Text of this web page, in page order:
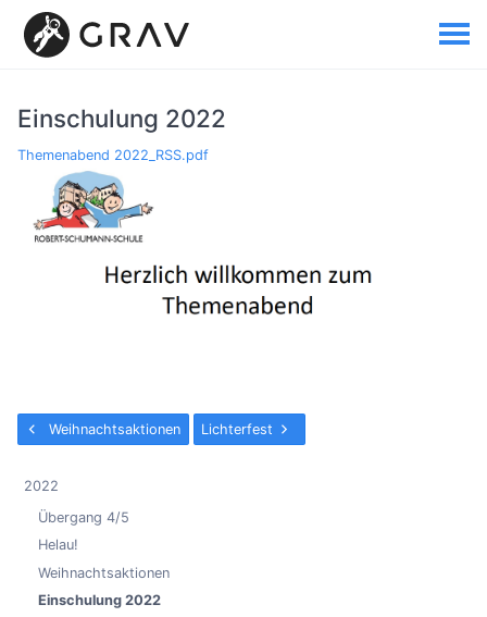
Einschulung 2022
Themenabend 2022_RSS.pdf
Weihnachtsaktionen Lichterfest
2022
Übergang 4/5
Helau!
Weihnachtsaktionen
Einschulung 2022